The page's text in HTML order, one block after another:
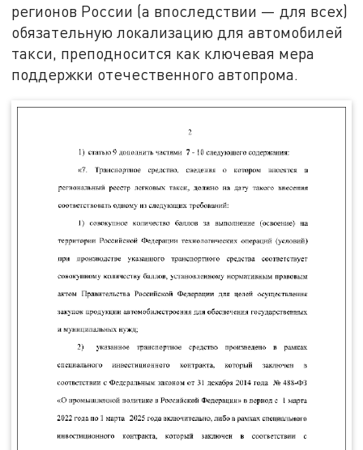
регионов России (а впоследствии — для всех)
обязательную локализацию для автомобилей
такси, преподносится как ключевая мера
поддержки отечественного автопрома.